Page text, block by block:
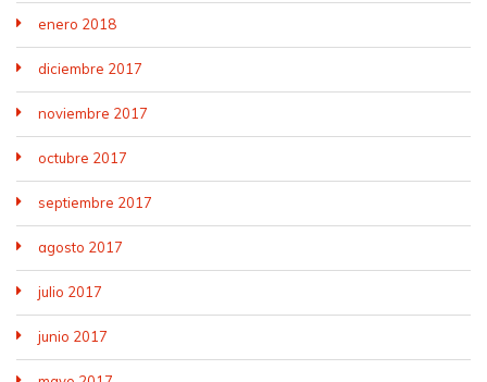
enero 2018
diciembre 2017
noviembre 2017
octubre 2017
septiembre 2017
agosto 2017
julio 2017
junio 2017